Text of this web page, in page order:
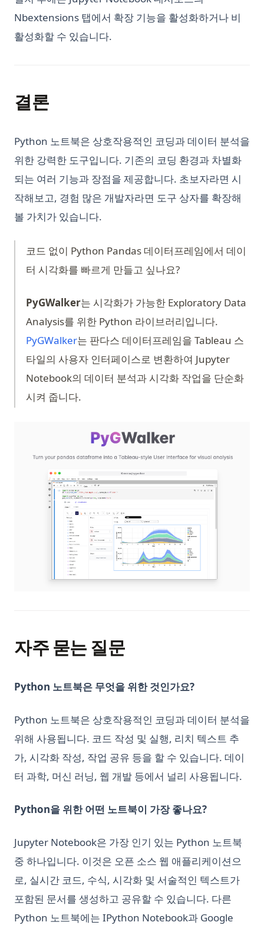
Nbextensions 탭에서 확장 기능을 활성화하거나 비
활성화할 수 있습니다.
결론
Python 노트북은 상호작용적인 코딩과 데이터 분석을
위한 강력한 도구입니다. 기존의 코딩 환경과 차별화
되는 여러 기능과 장점을 제공합니다. 초보자라면 시
작해보고, 경험 많은 개발자라면 도구 상자를 확장해
볼 가치가 있습니다.
코드 없이 Python Pandas 데이터프레임에서 데이
터 시각화를 빠르게 만들고 싶나요?
PyGWalker는 시각화가 가능한 Exploratory Data
Analysis를 위한 Python 라이브러리입니다.
PyGWalker(opens in a new tab)
는 판다스 데이터프레임을 Tableau 스
타일의 사용자 인터페이스로 변환하여 Jupyter
Notebook의 데이터 분석과 시각화 작업을 단순화
시켜 줍니다.
자주 묻는 질문
Python 노트북은 무엇을 위한 것인가요?
Python 노트북은 상호작용적인 코딩과 데이터 분석을
위해 사용됩니다. 코드 작성 및 실행, 리치 텍스트 추
가, 시각화 작성, 작업 공유 등을 할 수 있습니다. 데이
터 과학, 머신 러닝, 웹 개발 등에서 널리 사용됩니다.
Python을 위한 어떤 노트북이 가장 좋나요?
Jupyter Notebook은 가장 인기 있는 Python 노트북
중 하나입니다. 이것은 오픈 소스 웹 애플리케이션으
로, 실시간 코드, 수식, 시각화 및 서술적인 텍스트가
포함된 문서를 생성하고 공유할 수 있습니다. 다른
Python 노트북에는 IPython Notebook과 Google